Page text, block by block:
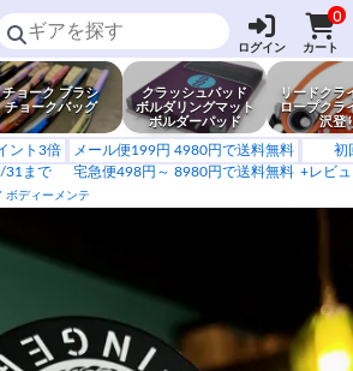
ログイン
0
カート
チョーク ブラシ
チョークバッグ
クラッシュパッド
ボルダリングマット
ボルダーパッド
リードクラ
ロープクラ
沢登
ント3倍
31まで
メール便199円 4980円で送料無料
宅急便498円～ 8980円で送料無料
初
+レビ
ボディーメンテ